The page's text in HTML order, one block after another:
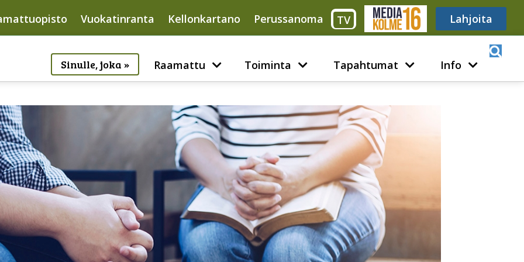
Vuokatinranta Kellonkartano Perussanoma TV Media316 Lahjoita
Sinulle, joka » Raamattu Toiminta Tapahtumat Info